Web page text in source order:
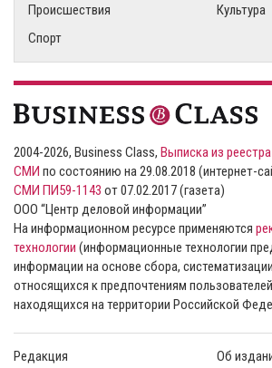
Происшествия
Культура
Спорт
2004-2026, Business Class, Выписка из
СМИ по состоянию на 29.08.2018 (интернет-
СМИ ПИ59-1143 от 07.02.2017 (газета)
ООО “Центр деловой информации”
На информационном ресурсе применяются
технологии (информационные технологии
информации на основе сбора,
относящихся к предпочтениям
находящихся на территории Российской
Редакция Об